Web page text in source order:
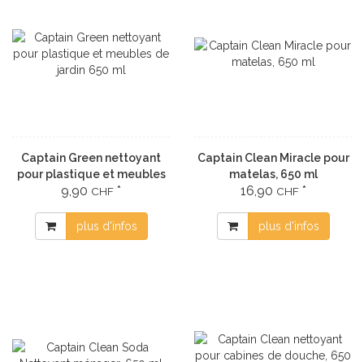
Captain Green nettoyant
pour plastique et meubles
de jardin 650 ml
9,90 CHF *
plus d'infos
Captain Clean Miracle pour
matelas, 650 ml
16,90 CHF*
plus d'infos